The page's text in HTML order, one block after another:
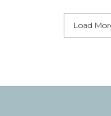
Load